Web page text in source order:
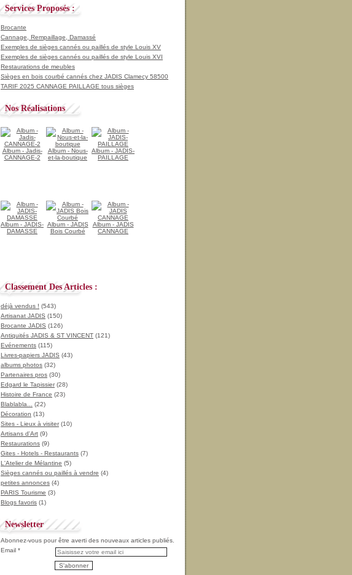
Services Proposés :
Brocante
Cannage, Rempaillage, Damassé
Exemples de sièges cannés ou paillés de style Louis XV
Exemples de sièges cannés ou paillés de style Louis XVI
Restaurations de meubles
Sièges en bois courbé cannés chez JADIS Clamecy 58500
TARIF 2025 CANNAGE PAILLAGE tous sièges
Nos Réalisations
Album - Jadis-
CANNAGE-2
Album - Nous-
et-la-boutique
Album - JADIS-
PAILLAGE
Album - JADIS-
DAMASSE
Album - JADIS
Bois Courbé
Album - JADIS
CANNAGE
Classement Des Articles :
déjà vendus ! (543)
Artisanat JADIS (150)
Brocante JADIS (126)
Antiquités JADIS & ST VINCENT (121)
Evénements (115)
Livres-papiers JADIS (43)
albums photos (32)
Partenaires pros (30)
Edgard le Tapissier(28)
Histoire de France (23)
Blablabla...
(22)
Décoration (13)
Sites - Lieux à visiter(10)
Artisans d'Art (9)
Restaurations (9)
Gites - Hotels - Restaurants (7)
L'Atelier de Mélantine (5)
Sièges cannés ou paillés à vendre (4)
petites annonces (4)
PARIS Tourisme (3)
Blogs favoris (1)
Newsletter
Abonnez-vous pour être averti des nouveaux articles publiés.
Email